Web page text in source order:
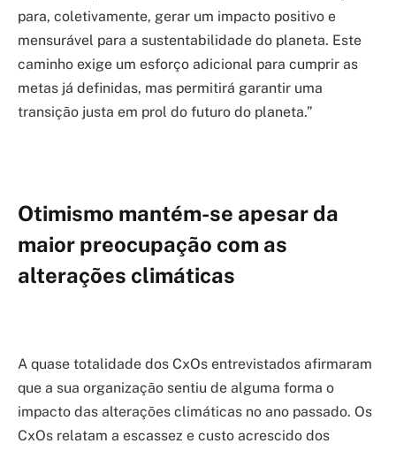
para, coletivamente, gerar um impacto positivo e
mensurável para a sustentabilidade do planeta. Este
caminho exige um esforço adicional para cumprir as
metas já definidas, mas permitirá garantir uma
transição justa em prol do futuro do planeta.”
Otimismo mantém-se apesar da
maior preocupação com as
alterações climáticas
A quase totalidade dos CxOs entrevistados afirmaram
que a sua organização sentiu de alguma forma o
impacto das alterações climáticas no ano passado. Os
CxOs relatam a escassez e custo acrescido dos